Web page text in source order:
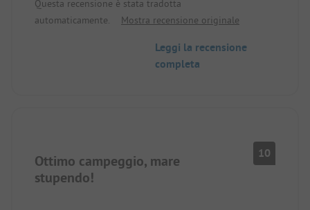
Questa recensione è stata tradotta
automaticamente.
Mostra recensione originale
Leggi la recensione
completa
Ottimo campeggio, mare
stupendo!
10